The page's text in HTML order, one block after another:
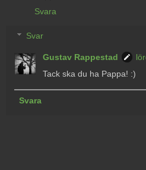
Svara
Svar
Gustav Rappestad
Tack ska du ha Pappa! :)
Svara